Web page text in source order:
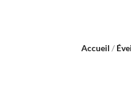
Accueil /